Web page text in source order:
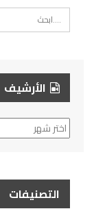
الأرشيف
الأرشيف
التصنيفات